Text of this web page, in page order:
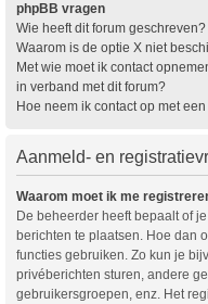
phpBB vragen
Wie heeft dit forum geschreven?
Waarom is de optie X niet
Met wie moet ik contact
in verband met dit forum?
Hoe neem ik contact op met
Aanmeld- en
Waarom moet ik me
De beheerder heeft bepaalt of
berichten te plaatsen. Hoe dan
functies gebruiken. Zo kun je
privéberichten sturen, andere
gebruikersgroepen, enz. Het